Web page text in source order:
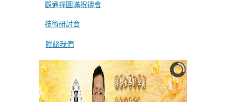
觀通禪圓滿祝禱會
技術研討會
聯絡我們